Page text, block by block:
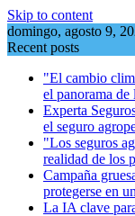
Skip to content
domingo, agosto 9,
Recent posts
"El cambio
el panorama de
Experta
el seguro
"Los seguros
realidad de los
Campaña
protegerse en
La IA clave